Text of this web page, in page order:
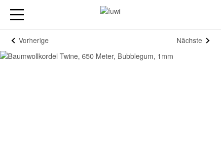
Vorherige Nächste